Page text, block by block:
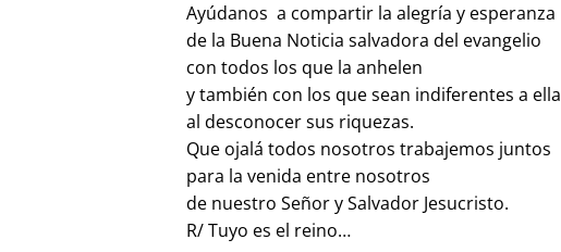
Ayúdanos a compartir la alegría y esperanza
de la Buena Noticia salvadora del evangelio
con todos los que la anhelen
y también con los que sean indiferentes a ella
al desconocer sus riquezas.
Que ojalá todos nosotros trabajemos juntos
para la venida entre nosotros
de nuestro Señor y Salvador Jesucristo.
R/ Tuyo es el reino…